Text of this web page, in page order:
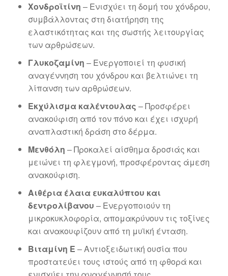
Χονδροϊτίνη – Ενισχύει τη δομή του χόνδρου,
συμβάλλοντας στη διατήρηση της
ελαστικότητας και της σωστής λειτουργίας
των αρθρώσεων.
Γλυκοζαμίνη – Ενεργοποιεί τη φυσική
αναγέννηση του χόνδρου και βελτιώνει τη
λίπανση των αρθρώσεων.
Εκχύλισμα καλέντουλας – Προσφέρει
ανακούφιση από τον πόνο και έχει ισχυρή
αναπλαστική δράση στο δέρμα.
Μενθόλη – Προκαλεί αίσθημα δροσιάς και
μειώνει τη φλεγμονή, προσφέροντας άμεση
ανακούφιση.
Αιθέρια έλαια ευκαλύπτου και
δεντρολίβανου – Ενεργοποιούν τη
μικροκυκλοφορία, απομακρύνουν τις τοξίνες
και ανακουφίζουν από τη μυϊκή ένταση.
Βιταμίνη Ε – Αντιοξειδωτική ουσία που
προστατεύει τους ιστούς από τη φθορά και